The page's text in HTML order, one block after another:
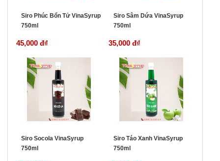
Siro Phúc Bổn Tử VinaSyrup
750ml
45,000 đ₫
Siro Sâm Dứa VinaSyrup
750ml
35,000 đ₫
Siro Socola VinaSyrup
750ml
Siro Táo Xanh VinaSyrup
750ml